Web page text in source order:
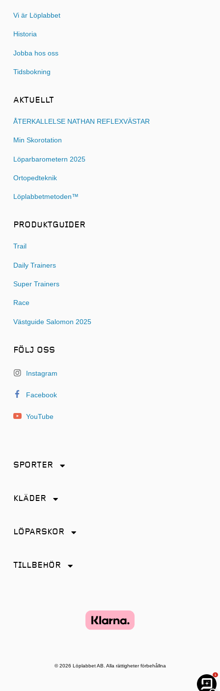
Vi är Löplabbet
Historia
Jobba hos oss
Tidsbokning
AKTUELLT
ÅTERKALLELSE NATHAN REFLEXVÄSTAR
Min Skorotation
Löparbarometern 2025
Ortopedteknik
Löplabbetmetoden™
PRODUKTGUIDER
Trail
Daily Trainers
Super Trainers
Race
Västguide Salomon 2025
FÖLJ OSS
Instagram
Facebook
YouTube
SPORTER
KLÄDER
LÖPARSKOR
TILLBEHÖR
© 2026 Löplabbet AB. Alla rättigheter förbehållna
1